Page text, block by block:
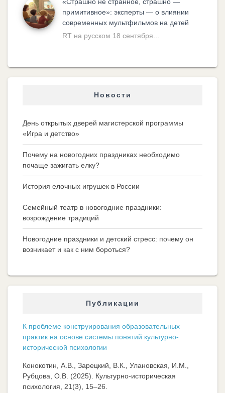
примитивное»: эксперты — о влиянии
современных мультфильмов на детей
RT на русском 18 сентября...
Новости
День открытых дверей магистерской программы
«Игра и детство»
Почему на новогодних праздниках необходимо
почаще зажигать елку?
История елочных игрушек в России
Семейный театр в новогодние праздники:
возрождение традиций
Новогодние праздники и детский стресс: почему он
возникает и как с ним бороться?
Публикации
К проблеме конструирования образовательных
практик на основе системы понятий культурно-
исторической психологии
Конокотин, А.В., Зарецкий, В.К., Улановская, И.М.,
Рубцова, О.В. (2025). Культурно-историческая
психология, 21(3), 15–26.